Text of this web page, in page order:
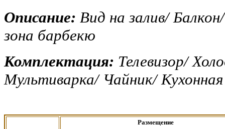
Описание: Вид на залив/
зона барбекю
Комплектация: Телевизор/
Мультиварка/ Чайник/
Размещение